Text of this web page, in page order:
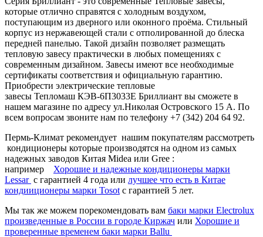
которые отлично справятся с холодным воздухом,
поступающим из дверного или оконного проёма. Стильный
корпус из нержавеющей стали с отполированной до блеска
передней панелью. Такой дизайн позволяет размещать
тепловую завесу практически в любых помещениях с
современным дизайном. Завесы имеют все необходимые
сертификаты соответствия и официальную гарантию.
Приобрести электрические тепловые
завесы Тепломаш КЭВ-6П3033Е Бриллиант вы сможете в
нашем магазине по адресу ул.Николая Островского 15 А. По
всем вопросам звоните нам по телефону +7 (342) 204 64 92.
Пермь-Климат рекомендует нашим покупателям рассмотреть
кондиционеры которые производятся на одном из самых
надежных заводов Китая Midea или Gree :
например Хорошие и надежные кондиционеры марки
Lessar c гарантией 4 года или лучшее что есть в Китае
кондииционеры марки Tosot с гарантией 5 лет.
Мы так же можем порекомендовать вам баки марки Electrolux
произведенные в России в городе Киржач или Хорошие и
проверенные временем баки марки Ballu